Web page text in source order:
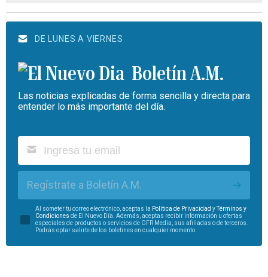
DE LUNES A VIERNES
Boletín A.M.
Las noticias explicadas de forma sencilla y directa para
entender lo más importante del día.
Regístrate a Boletín A.M.
Al someter tu correo electrónico, aceptas la Política de Privacidad yTérminos y
Condiciones de El Nuevo Día. Además, aceptas recibir información u ofertas
especiales de productos o servicios de GFR Media, sus afiliadas o de terceros.
Podrás optar salirte de los boletines en cualquier momento.